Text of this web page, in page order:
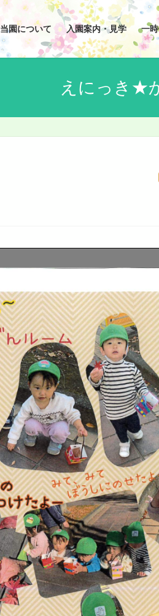
当園について 入園案内・見学 一
えにっき★